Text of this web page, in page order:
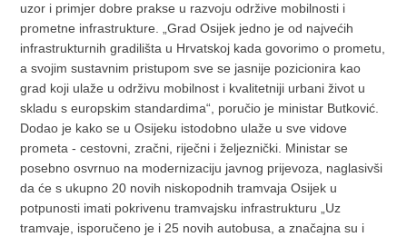
uzor i primjer dobre prakse u razvoju održive mobilnosti i
prometne infrastrukture. „Grad Osijek jedno je od najvećih
infrastrukturnih gradilišta u Hrvatskoj kada govorimo o prometu,
a svojim sustavnim pristupom sve se jasnije pozicionira kao
grad koji ulaže u održivu mobilnost i kvalitetniji urbani život u
skladu s europskim standardima“, poručio je ministar Butković.
Dodao je kako se u Osijeku istodobno ulaže u sve vidove
prometa - cestovni, zračni, riječni i željeznički. Ministar se
posebno osvrnuo na modernizaciju javnog prijevoza, naglasivši
da će s ukupno 20 novih niskopodnih tramvaja Osijek u
potpunosti imati pokrivenu tramvajsku infrastrukturu „Uz
tramvaje, isporučeno je i 25 novih autobusa, a značajna su i